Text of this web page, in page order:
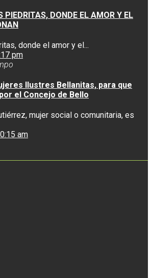
PIEDRITAS, DONDE EL AMOR Y EL
donde el amor y el...
pm
Ilustres Bellanitas, para que
el Concejo de Bello
mujer social o comunitaria, es
am